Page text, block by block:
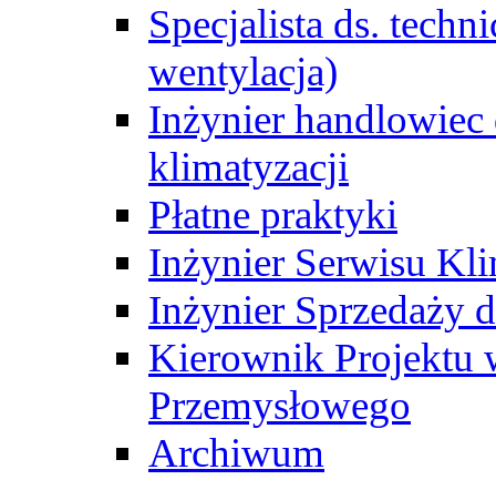
Specjalista ds.
wentylacja)
Inżynier handlowiec
klimatyzacji
Płatne praktyki
Inżynier Serwisu
Inżynier Sprzedaży
Kierownik Projektu
Przemysłowego
Archiwum